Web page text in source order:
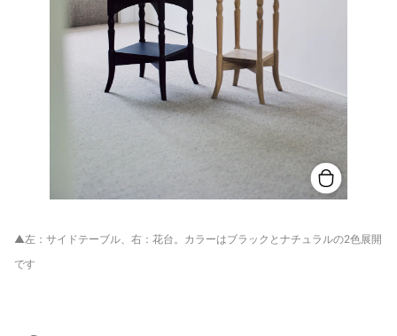
▲左：サイドテーブル、右：花台。カラーはブラックとナチュラルの2色展開
です